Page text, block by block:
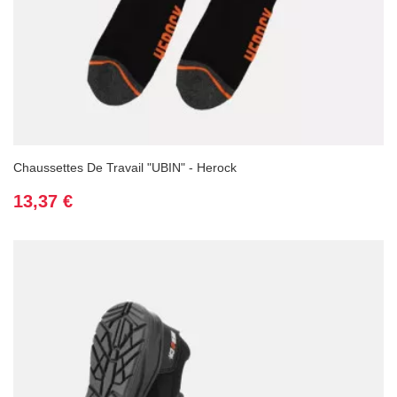
Chaussettes De Travail "UBIN" - Herock
Prix
13,37 €